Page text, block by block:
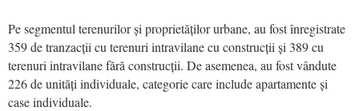
Pe segmentul terenurilor și proprietăților urbane, au fost înregistrate
359 de tranzacții cu terenuri intravilane cu construcții și 389 cu
terenuri intravilane fără construcții. De asemenea, au fost vândute
226 de unități individuale, categorie care include apartamente și
case individuale.